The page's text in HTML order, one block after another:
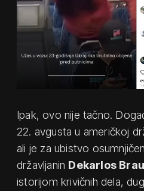
Ipak, ovo nije tačno.
22. avgusta u američkoj
ali je za ubistvo
državljanin Dekarlos
istorijom krivičnih dela,